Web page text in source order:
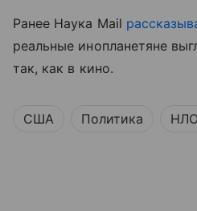
Ранее Наука Mail
реальные инопланетяне
так, как в кино.
США Политика НЛО